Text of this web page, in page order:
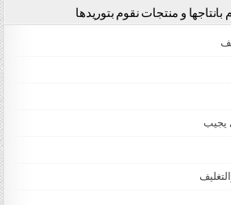
و منتجات نقوم بتوريدها
يجيب